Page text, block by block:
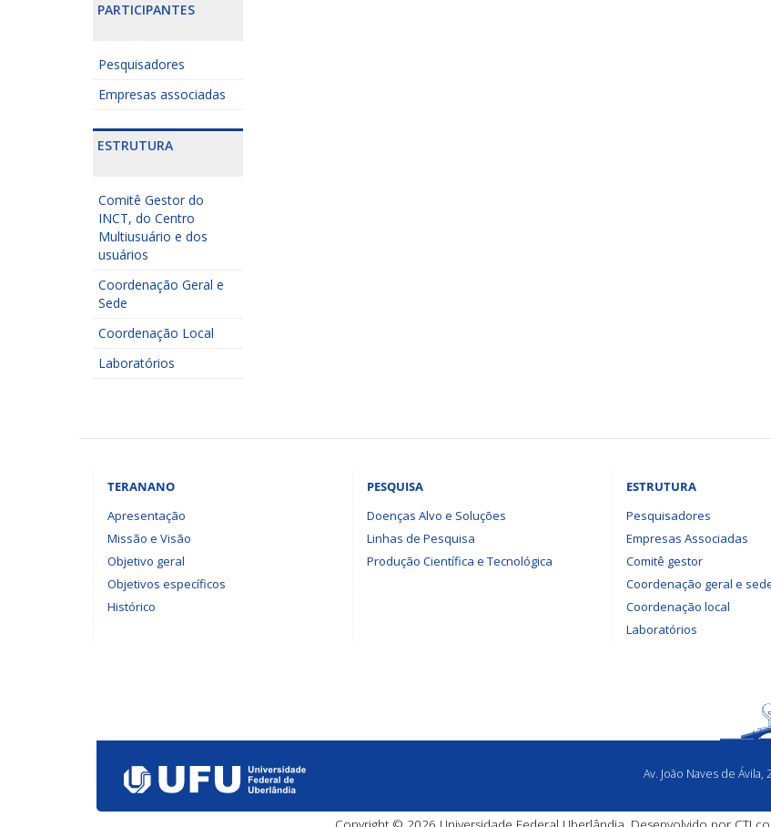
PARTICIPANTES
Pesquisadores
Empresas associadas
ESTRUTURA
Comitê Gestor do
INCT, do Centro
Multiusuário e dos
usuários
Coordenação Geral e
Sede
Coordenação Local
Laboratórios
TERANANO
Apresentação
Missão e Visão
Objetivo geral
Objetivos específicos
Histórico
PESQUISA
Doenças Alvo e Soluções
Linhas de Pesquisa
Produção Científica e Tecnológica
ESTRUTURA
Pesquisadores
Empresas Associadas
Comitê gestor
Coordenação geral e
Coordenação local
Laboratórios
Av. João Naves de